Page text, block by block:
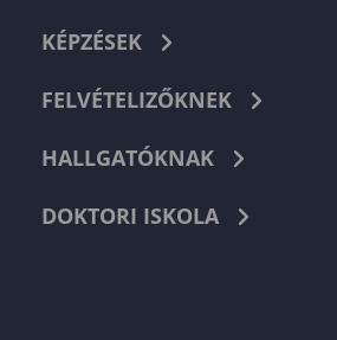
KÉPZÉSEK
FELVÉTELIZŐKNEK
HALLGATÓKNAK
DOKTORI ISKOLA